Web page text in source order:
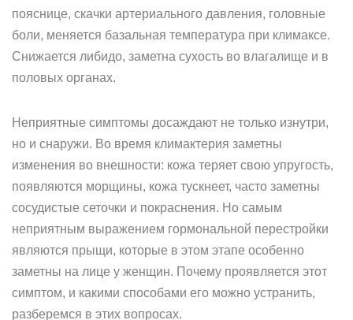
пояснице, скачки артериального давления, головные
боли, меняется базальная температура при климаксе.
Снижается либидо, заметна сухость во влагалище и в
половых органах.
Неприятные симптомы досаждают не только изнутри,
но и снаружи. Во время климактерия заметны
изменения во внешности: кожа теряет свою упругость,
появляются морщины, кожа тускнеет, часто заметны
сосудистые сеточки и покраснения. Но самым
неприятным выражением гормональной перестройки
являются прыщи, которые в этом этапе особенно
заметны на лице у женщин. Почему проявляется этот
симптом, и какими способами его можно устранить,
разберемся в этих вопросах.